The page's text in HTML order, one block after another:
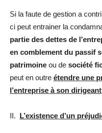
Si la faute de gestion a
ci peut entrainer la
partie des dettes de
en comblement du passif
patrimoine ou de société
peut en outre étendre une
l’entreprise à son dirigeant
II. L’existence d’un